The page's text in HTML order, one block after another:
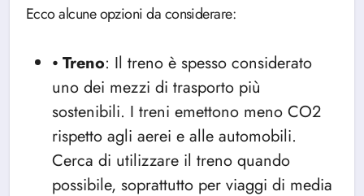
Ecco alcune opzioni da considerare:
⦁ Treno: Il treno è spesso considerato
uno dei mezzi di trasporto più
sostenibili. I treni emettono meno CO2
rispetto agli aerei e alle automobili.
Cerca di utilizzare il treno quando
possibile, soprattutto per viaggi di media